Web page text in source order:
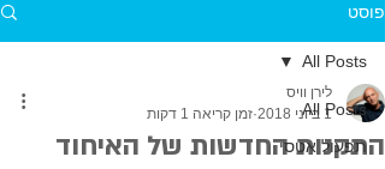
פוסט
All Posts
תפעול אטסי
All Posts
התקנות החדשות של האיחוד
לירן וויס
1 ביוני 2018
זמן קריאה 1 דקות